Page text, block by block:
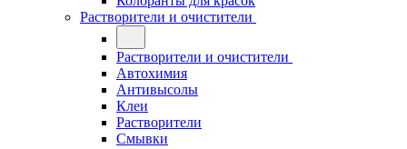
Растворители и очистители
Растворители и очистители
Автохимия
Антивысолы
Клеи
Растворители
Смывки